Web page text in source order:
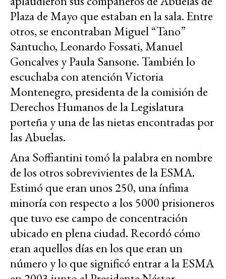
Plaza de Mayo que estaban en la sala. Entre
otros, se encontraban Miguel “Tano”
Santucho, Leonardo Fossati, Manuel
Goncalves y Paula Sansone. También lo
escuchaba con atención Victoria
Montenegro, presidenta de la comisión de
Derechos Humanos de la Legislatura
porteña y una de las nietas encontradas por
las Abuelas.
Ana Soffiantini tomó la palabra en nombre
de los otros sobrevivientes de la ESMA.
Estimó que eran unos 250, una ínfima
minoría con respecto a los 5000 prisioneros
que tuvo ese campo de concentración
ubicado en plena ciudad. Recordó cómo
eran aquellos días en los que eran un
número y lo que significó entrar a la ESMA